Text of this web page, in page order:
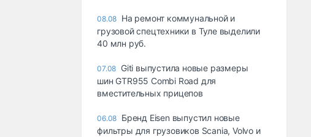
08.08 На ремонт коммунальной и
грузовой спецтехники в Туле выделили
40 млн руб.
07.08 Giti выпустила новые размеры
шин GTR955 Combi Road для
вместительных прицепов
06.08 Бренд Eisen выпустил новые
фильтры для грузовиков Scania, Volvo и